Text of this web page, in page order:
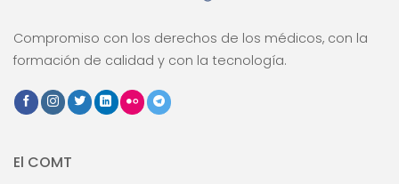
Compromiso con los derechos de los médicos, con la
formación de calidad y con la tecnología.
El COMT